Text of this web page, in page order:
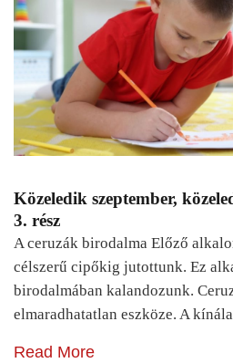
Közeledik szeptember,
3. rész
A ceruzák birodalma Előző
célszerű cipőkig jutottunk. Ez
birodalmában kalandozunk.
elmaradhatatlan eszköze. A
Read More